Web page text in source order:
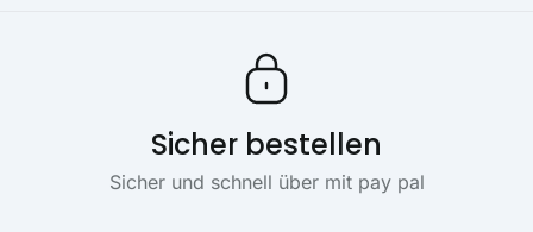
Sicher bestellen
Sicher und schnell über mit pay pal